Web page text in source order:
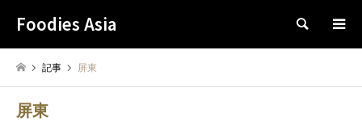
Foodies Asia 検索
記事 屏東
屏東